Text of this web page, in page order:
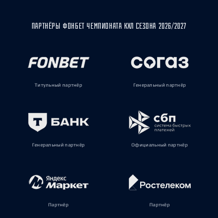
ПАРТНЁРЫ ФОНБЕТ ЧЕМПИОНАТА КХЛ СЕЗОНА 2026/2027
Титульный партнёр Генеральный партнёр
Генеральный партнёр Официальный партнёр
Партнёр Партнёр